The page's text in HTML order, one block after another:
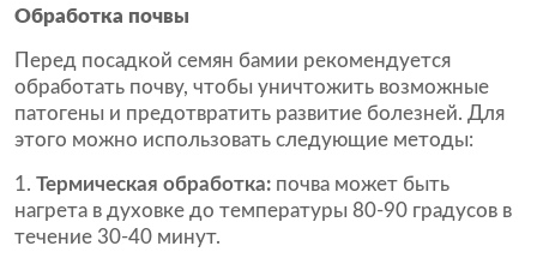
Обработка почвы
Перед посадкой семян бамии рекомендуется
обработать почву, чтобы уничтожить возможные
патогены и предотвратить развитие болезней. Для
этого можно использовать следующие методы:
Термическая обработка: почва может быть
нагрета в духовке до температуры 80-90 градусов в
течение 30-40 минут.